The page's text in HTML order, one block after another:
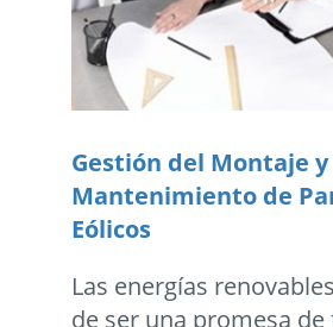
Gestión del Montaje y
Mantenimiento de
Eólicos
Las energías
de ser una promesa